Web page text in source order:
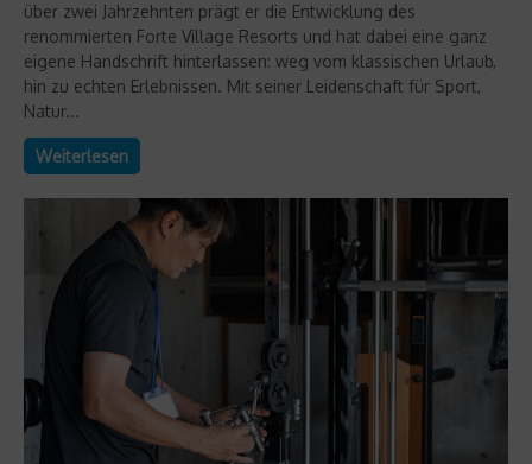
über zwei Jahrzehnten prägt er die Entwicklung des
renommierten Forte Village Resorts und hat dabei eine ganz
eigene Handschrift hinterlassen: weg vom klassischen Urlaub,
hin zu echten Erlebnissen. Mit seiner Leidenschaft für Sport,
Natur...
Weiterlesen